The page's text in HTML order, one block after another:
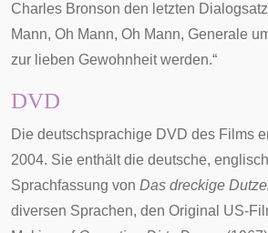
Charles Bronson den letzten
Mann, Oh Mann, Oh Mann, Generale
zur lieben Gewohnheit werden.“
DVD
Die deutschsprachige DVD des Films
2004. Sie enthält die deutsche,
Sprachfassung von Das dreckige
diversen Sprachen, den Original US-